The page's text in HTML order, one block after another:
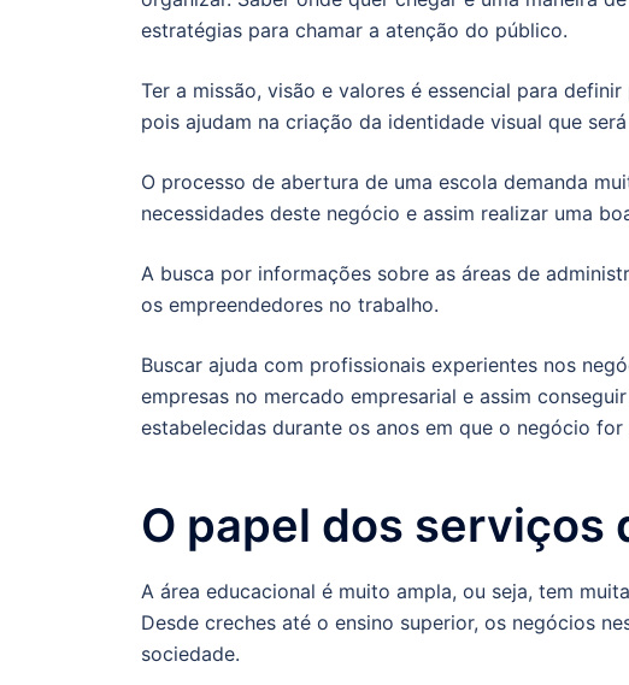
estratégias para chamar a atenção do público.
Ter a missão, visão e valores é essencial para
pois ajudam na criação da identidade visual que
O processo de abertura de uma escola demanda
necessidades deste negócio e assim realizar uma
A busca por informações sobre as áreas de
os empreendedores no trabalho.
Buscar ajuda com profissionais experientes nos
empresas no mercado empresarial e assim
estabelecidas durante os anos em que o negócio
O papel dos serviços
A área educacional é muito ampla, ou seja, tem
Desde creches até o ensino superior, os negócios
sociedade.